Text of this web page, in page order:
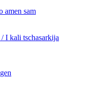
amen sam
I kali tschasarkija